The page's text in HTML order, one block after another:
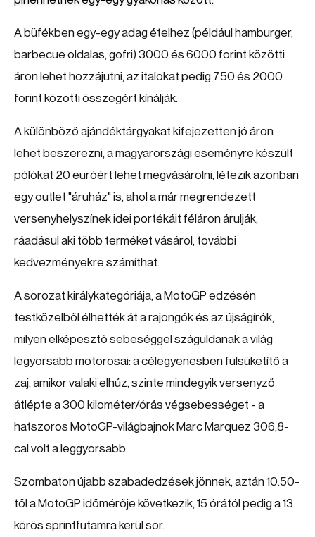
A büfékben egy-egy adag ételhez (például hamburger,
barbecue oldalas, gofri) 3000 és 6000 forint közötti
áron lehet hozzájutni, az italokat pedig 750 és 2000
forint közötti összegért kínálják.
A különböző ajándéktárgyakat kifejezetten jó áron
lehet beszerezni, a magyarországi eseményre készült
pólókat 20 euróért lehet megvásárolni, létezik azonban
egy outlet "áruház" is, ahol a már megrendezett
versenyhelyszínek idei portékáit féláron árulják,
ráadásul aki több terméket vásárol, további
kedvezményekre számíthat.
A sorozat királykategóriája, a MotoGP edzésén
testközelből élhették át a rajongók és az újságírók,
milyen elképesztő sebeséggel száguldanak a világ
legyorsabb motorosai: a célegyenesben fülsüketítő a
zaj, amikor valaki elhúz, szinte mindegyik versenyző
átlépte a 300 kilométer/órás végsebességet - a
hatszoros MotoGP-világbajnok Marc Marquez 306,8-
cal volt a leggyorsabb.
Szombaton újabb szabadedzések jönnek, aztán 10.50-
től a MotoGP időmérője következik, 15 órától pedig a 13
körös sprintfutamra kerül sor.